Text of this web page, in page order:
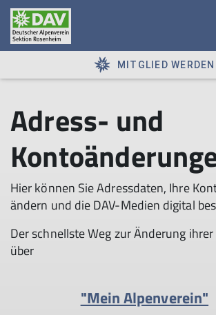
MITGLIED WERDEN
Adress- und
Hier können Sie Adressdaten, Ihre
ändern und die DAV-Medien digital
Der schnellste Weg zur Änderung
über
"Mein Alpenverein"